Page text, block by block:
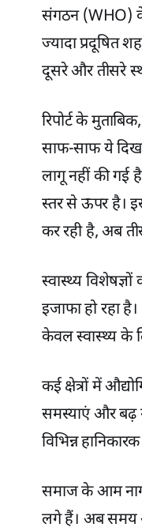
संगठन (WHO) के
ज्यादा प्रदूषित
दूसरे और तीसरे
रिपोर्ट के
साफ-साफ ये
लागू नहीं की गई
स्तर से ऊपर है।
कर रही है, अब
स्वास्थ्य
इजाफा हो रहा
केवल स्वास्थ्य के
कई क्षेत्रों में
समस्याएं और बढ़
विभिन्न
समाज के आम
लगे हैं। अब समय आ